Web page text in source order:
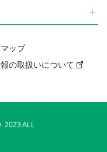
ップ
の取扱いについて
2023 ALL